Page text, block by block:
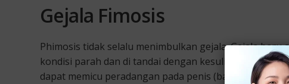
Gejala Fimosis
Phimosis tidak selalu menimbulkan gejala. Gejala
kondisi parah dan di tandai dengan kesulitan
dapat memicu peradangan pada penis (balanitis) dan